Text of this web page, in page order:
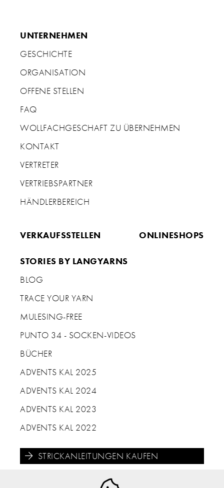
UNTERNEHMEN
GESCHICHTE
ORGANISATION
OFFENE STELLEN
FAQ
WOLLFACHGESCHAFT ZU ÜBERNEHMEN
KONTAKT
VERTRETER
VERTRIEBSPARTNER
HÄNDLERBEREICH
VERKAUFSSTELLEN ONLINESHOPS
STORIES BY LANGYARNS
BLOG
TRACE YOUR YARN
MULESING-FREE
PUNTO 34 - SOCKEN-VIDEOS
BÜCHER
ADVENTS KAL 2025
ADVENTS KAL 2024
ADVENTS KAL 2023
ADVENTS KAL 2022
STRICKANLEITUNGEN KAUFEN